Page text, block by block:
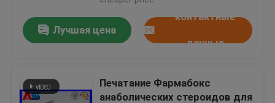
Лучшая цена
контактные
данные
Печатание Фармабокс
анаболических стероидов для